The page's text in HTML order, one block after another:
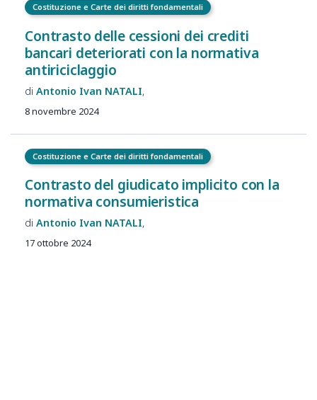
Costituzione e Carte dei diritti fondamentali
Contrasto delle cessioni dei crediti
bancari deteriorati con la normativa
antiriciclaggio
Antonio Ivan NATALI
8 novembre 2024
Costituzione e Carte dei diritti fondamentali
Contrasto del giudicato implicito con la
normativa consumieristica
Antonio Ivan NATALI
17 ottobre 2024